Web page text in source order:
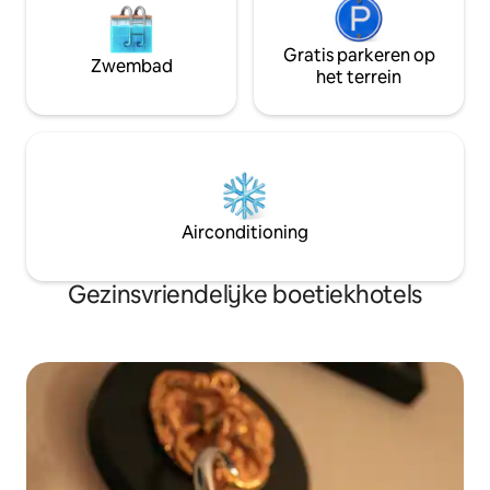
Zwembad
Gratis parkeren op
het terrein
Airconditioning
Gezinsvriendelijke boetiekhotels